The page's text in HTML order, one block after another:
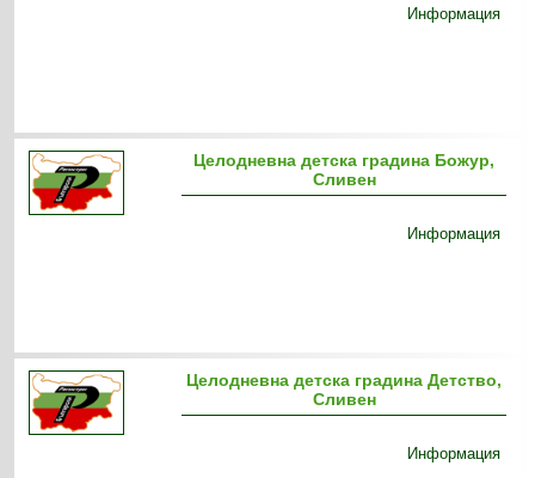
Информация
Целодневна детска градина Божур,
Сливен
Информация
Целодневна детска градина Детство,
Сливен
Информация